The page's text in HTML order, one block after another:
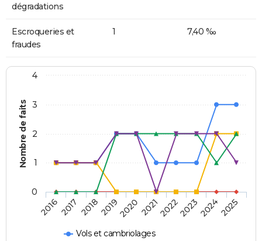
dégradations
Escroqueries et
fraudes
1 7,40 ‰
Nombre de faits
Vols et cambriolages
20162017 20182019202020212022202320242025
0
1
2
3
4